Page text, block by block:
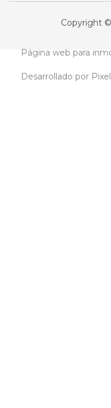
Copyright
Página web para
Desarrollado por